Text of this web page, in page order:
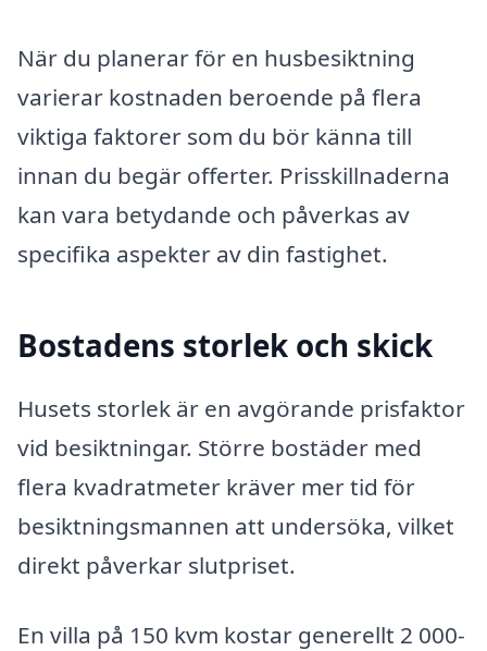
När du planerar för en husbesiktning
varierar kostnaden beroende på flera
viktiga faktorer som du bör känna till
innan du begär offerter. Prisskillnaderna
kan vara betydande och påverkas av
specifika aspekter av din fastighet.
Bostadens storlek och skick
Husets storlek är en avgörande prisfaktor
vid besiktningar. Större bostäder med
flera kvadratmeter kräver mer tid för
besiktningsmannen att undersöka, vilket
direkt påverkar slutpriset.
En villa på 150 kvm kostar generellt 2 000-